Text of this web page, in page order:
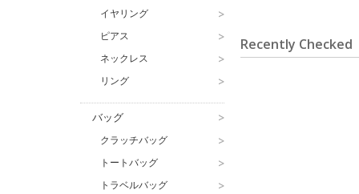
Recently Checked
イヤリング >
ピアス >
ネックレス >
リング >
バッグ >
クラッチバッグ >
トートバッグ >
トラベルバッグ >